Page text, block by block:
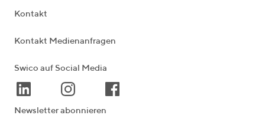
Kontakt
Kontakt Medienanfragen
Swico auf Social Media
Newsletter abonnieren